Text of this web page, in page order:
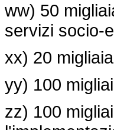
ww) 50
servizi socio-
xx) 20
yy) 100
zz) 100